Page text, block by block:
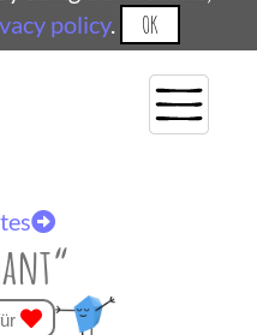
policy. OK